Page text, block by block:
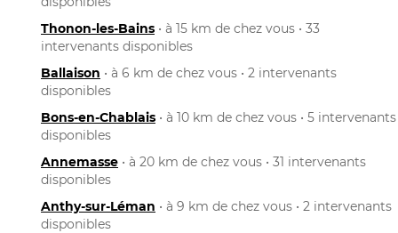
Thonon-les-Bains • à 15 km de chez vous • 33
intervenants disponibles
Ballaison • à 6 km de chez vous • 2 intervenants
disponibles
Bons-en-Chablais • à 10 km de chez vous • 5 intervenants
disponibles
Annemasse • à 20 km de chez vous • 31 intervenants
disponibles
Anthy-sur-Léman • à 9 km de chez vous • 2 intervenants
disponibles